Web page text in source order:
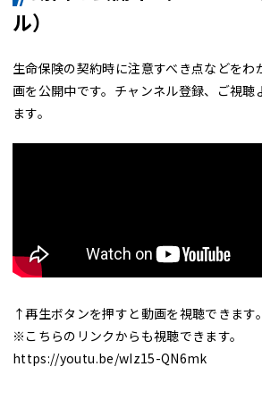
ル）
生命保険の契約時に注意すべき点などをわ
画を公開中です。チャンネル登録、ご視聴
ます。
↑再生ボタンを押すと動画を視聴できます。
※こちらのリンクからも視聴できます。
https://youtu.be/wIz15-QN6mk